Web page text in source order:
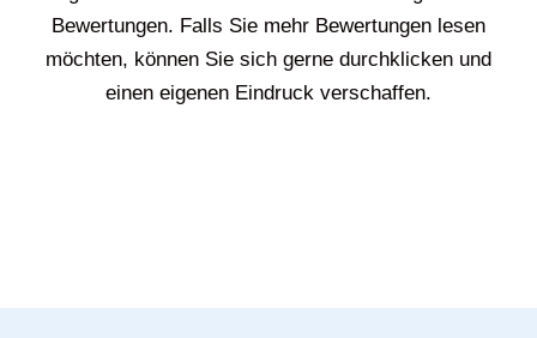
Bewertungen. Falls Sie mehr Bewertungen lesen
möchten, können Sie sich gerne durchklicken und
einen eigenen Eindruck verschaffen.